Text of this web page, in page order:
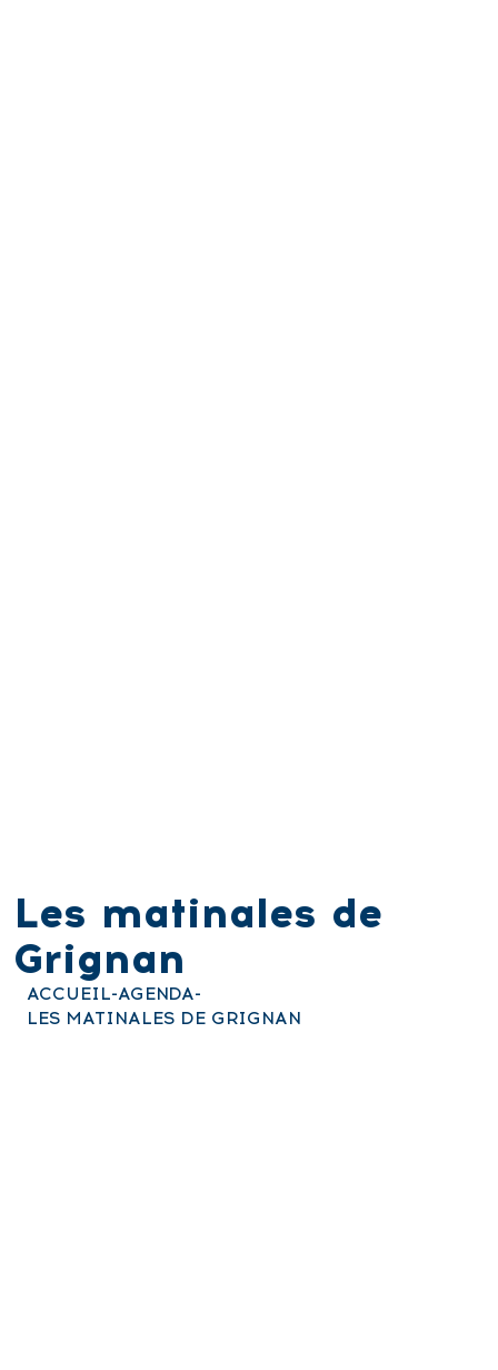
Les matinales de
Grignan
ACCUEIL-AGENDA-
LES MATINALES DE GRIGNAN